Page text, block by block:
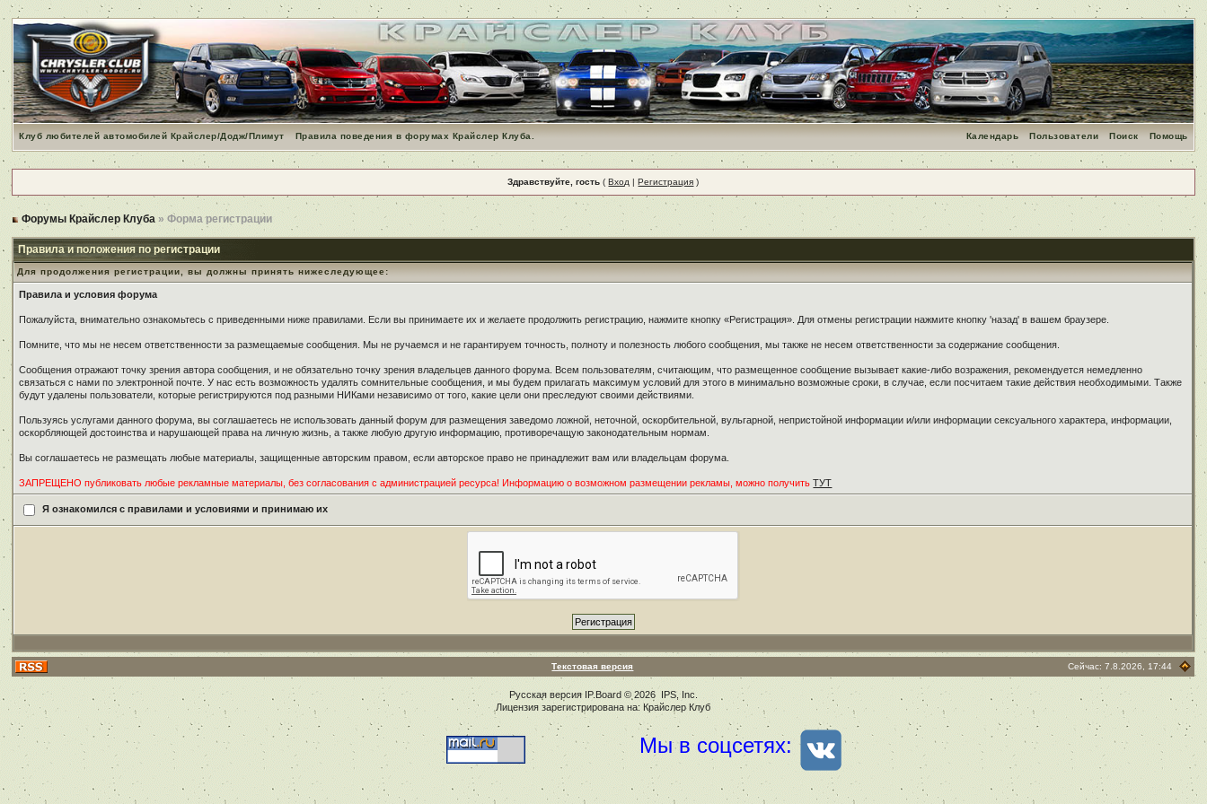
Клуб любителей автомобилей Крайслер/Додж/Плимут Правила поведения в форумах Крайслер Клуба. Помощь
Поиск
Пользователи
Календарь
Здравствуйте, гость (Вход |Регистрация )
Форумы Крайслер Клуба » Форма регистрации
Правила и положения по регистрации
Для продолжения регистрации, вы должны принять нижеследующее:
Правила и условия форума
Пожалуйста, внимательно ознакомьтесь с приведенными ниже правилами. Если вы принимаете их и желаете продолжить регистрацию, нажмите кнопку «Регистрация». Для отмены регистрации нажмите кнопку 'назад' в вашем браузере.
Помните, что мы не несем ответственности за размещаемые сообщения. Мы не ручаемся и не гарантируем точность, полноту и полезность любого сообщения, мы также не несем ответственности за содержание сообщения.
Сообщения отражают точку зрения автора сообщения, и не обязательно точку зрения владельцев данного форума. Всем пользователям, считающим, что размещенное сообщение вызывает какие-либо возражения, рекомендуется немедленно
связаться с нами по электронной почте. У нас есть возможность удалять сомнительные сообщения, и мы будем прилагать максимум условий для этого в минимально возможные сроки, в случае, если посчитаем такие действия необходимыми. Также
будут удалены пользователи, которые регистрируются под разными НИКами независимо от того, какие цели они преследуют своими действиями.
Пользуясь услугами данного форума, вы соглашаетесь не использовать данный форум для размещения заведомо ложной, неточной, оскорбительной, вульгарной, непристойной информации и/или информации сексуального характера, информации,
оскорбляющей достоинства и нарушающей права на личную жизнь, а также любую другую информацию, противоречащую законодательным нормам.
Вы соглашаетесь не размещать любые материалы, защищенные авторским правом, если авторское право не принадлежит вам или владельцам форума.
ЗАПРЕЩЕНО публиковать любые рекламные материалы, без согласования с администрацией ресурса! Информацию о возможном размещении рекламы, можно получитьТУТ
Я ознакомился с правилами и условиями и принимаю их
Текстовая версия Сейчас: 7.8.2026, 17:44
Русская версия IP.Board© 2026 IPS, Inc
Лицензия зарегистрирована на: Крайслер Клуб
Мы в соцсетях: